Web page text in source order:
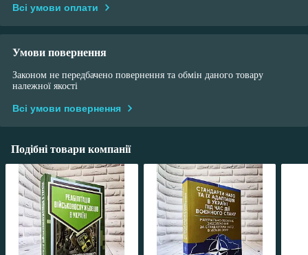
Всі умови оплати
Умови повернення
Законом не передбачено повернення та обмін даного товару
належної якості
Всі умови повернення
Подібні товари компанії